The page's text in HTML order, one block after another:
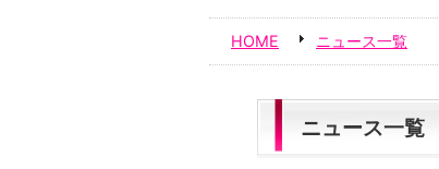
HOME ニュース一覧
ニュース一覧